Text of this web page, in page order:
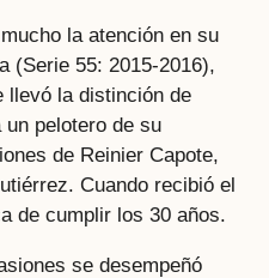
la atención en su
(Serie 55: 2015-2016),
llevó la distinción de
un pelotero de su
de Reinier Capote,
Cuando recibió el
de cumplir los 30 años.
se desempeñó